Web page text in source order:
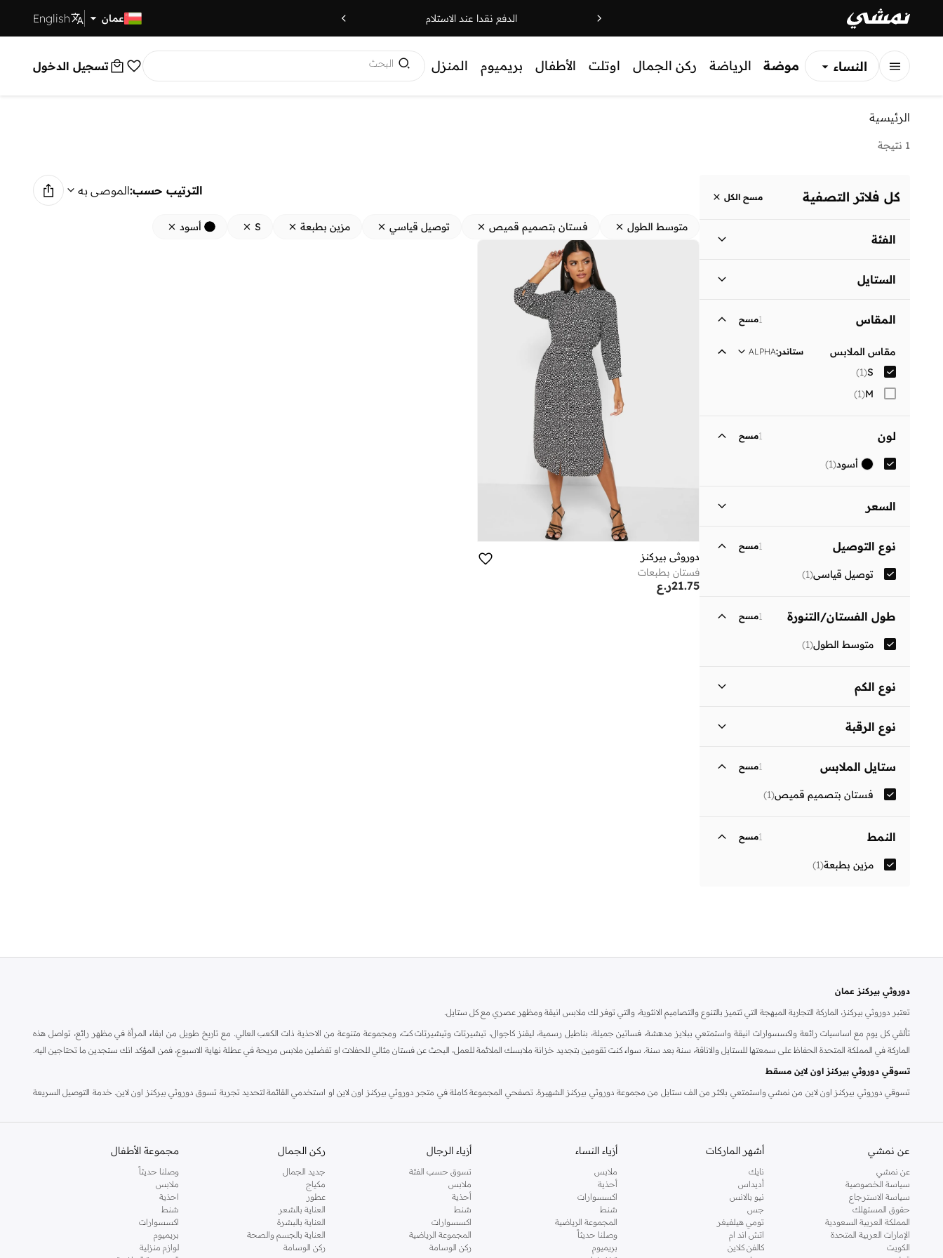
الدفع نقدا عند الاستلام عمان English
النساء
موضة الرياضة ركن الجمال اوتلت الأطفال بريميوم المنزل البحث تسجيل الدخول
الرئيسية
1 نتيجة
كل فلاتر التصفية مسح الكل
الفئة
نساء
الستايل
المقاس 1مسح
مقاس الملابس ستاندر:
ALPHA
S
(
1
)
M
(
1
)
لون 1مسح
أسود(
1
)
السعر
ر.ع
انطلق
نوع التوصيل 1مسح
توصيل قياسي(
1
)
طول الفستان/التنورة 1مسح
متوسط الطول(
1
)
نوع الكم
نوع الرقبة
ستايل الملابس 1مسح
فستان بتصميم قميص(
1
)
النمط 1مسح
مزين بطبعة(
1
)
الترتيب حسب:الموصى به
متوسط الطول فستان بتصميم قميص توصيل قياسي مزين بطبعة S أسود
دوروثي بيركنز
فستان بطبعات
ر.ع21.75
دوروثي بيركنز عمان
تعتبر دوروثي بيركنز، الماركة التجارية المبهجة التي تتميز بالتنوع والتصاميم الانثوية، والتي توفر لك ملابس انيقة ومظهر عصري مع كل ستايل.
تألقي كل يوم مع اساسيات رائعة واكسسوارات انيقة واستمتعي ببلايز مدهشة، فساتين جميلة، بناطيل رسمية، ليقنز كاجوال، تيشيرتات وتيشيرتات كت، ومجموعة متنوعة من الاحذية ذات الكعب العالي. مع تاريخ طويل من ابقاء المرأة في مظهر رائع، تواصل هذه
الماركة في المملكة المتحدة الحفاظ على سمعتها للستايل والاناقة، سنة بعد سنة. سواء كنت تقومين بتجديد خزانة ملابسك الملائمة للعمل، البحث عن فستان مثالي للحفلات او تفضلين ملابس مريحة في عطلة نهاية الاسبوع، فمن المؤكد انك ستجدين ما تحتاجين اليه.
تسوقي دوروثي بيركنز اون لاين مسقط
تسوقي دوروثي بيركنز اون لاين من نمشي واستمتعي باكثر من الف ستايل من مجموعة دوروثي بيركنز الشهيرة. تصفحي المجموعة كاملة في متجر دوروثي بيركنز اون لاين او استخدمي القائمة لتحديد تجربة تسوق دوروثي بيركنز اون لاين. خدمة التوصيل السريعة
عن نمشي
عن نمشي
سياسة الخصوصية
سياسة الاسترجاع
حقوق المستهلك
المملكة العربية السعودية
الإمارات العربية المتحدة
الكويت
أشهر الماركات
نايك
أديداس
نيو بالانس
جس
تومي هيلفيغر
اتش اند ام
كالفن كلاين
أزياء النساء
ملابس
أحذية
اكسسوارات
شنط
المجموعة الرياضية
وصلنا حديثاً
بريميوم
أزياء الرجال
تسوق حسب الفئة
ملابس
أحذية
شنط
اكسسوارات
المجموعة الرياضية
ركن الوسامة
ركن الجمال
جديد الجمال
مكياج
عطور
العناية بالشعر
العناية بالبشرة
العناية بالجسم والصحة
ركن الوسامة
مجموعة الأطفال
وصلنا حديثاً
ملابس
احذية
شنط
اكسسوارات
بريميوم
لوازم منزلية